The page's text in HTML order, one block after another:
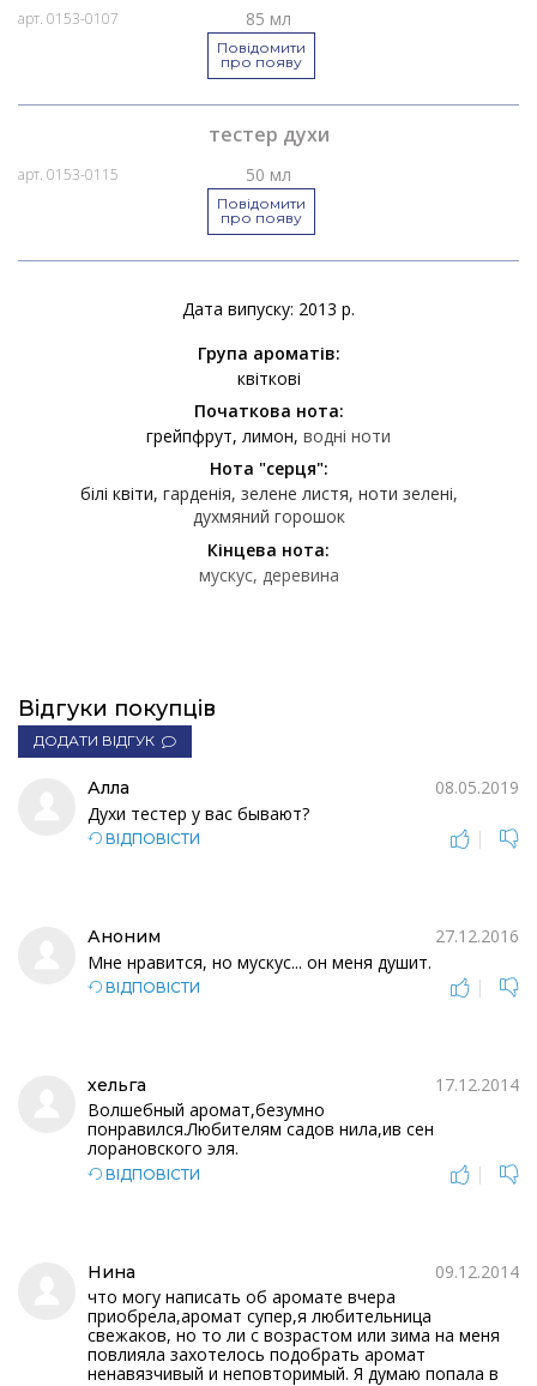
арт. 0153-0107 85 мл
Повідомити
про появу
тестер духи
арт. 0153-0115 50 мл
Повідомити
про появу
Дата випуску: 2013 р.
Група ароматів:
квіткові
Початкова нота:
грейпфрут лимон водні ноти
Нота "серця":
білі квіти гарденія зелене листя ноти зелені
духмяний горошок
Кінцева нота:
мускус деревина
Відгуки покупців
ДОДАТИ ВІДГУК
Алла
08.05.2019
Духи тестер у вас бывают?
ВІДПОВІСТИ |
Аноним
27.12.2016
Мне нравится, но мускус... он меня душит.
ВІДПОВІСТИ |
хельга
17.12.2014
Волшебный аромат,безумно
понравился.Любителям садов нила,ив сен
лорановского эля.
ВІДПОВІСТИ |
Нина
09.12.2014
что могу написать об аромате вчера
приобрела,аромат супер,я любительница
свежаков, но то ли с возрастом или зима на меня
повлияла захотелось подобрать аромат
ненавязчивый и неповторимый. Я думаю попала в